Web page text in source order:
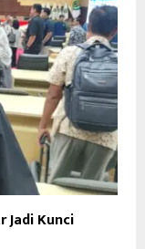
Jadi Kunci